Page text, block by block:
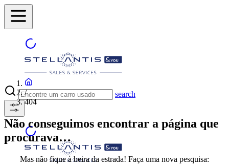
search
/
404
Não conseguimos encontrar a página que
procurava…
Mas não fique à beira da estrada! Faça uma nova pesquisa: